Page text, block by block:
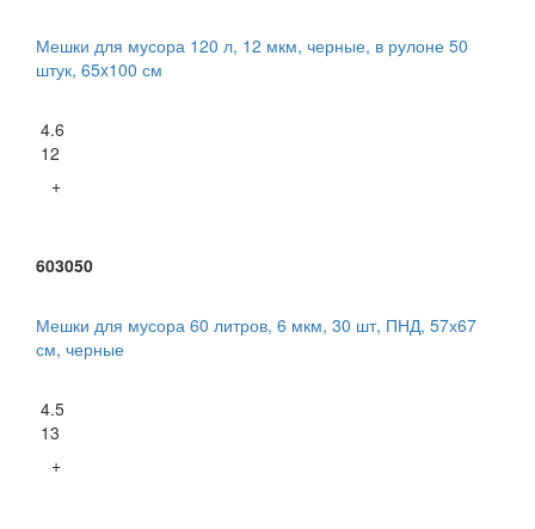
Мешки для мусора 120 л, 12 мкм, черные, в рулоне 50
штук, 65x100 см
4.6
12
+
603050
Мешки для мусора 60 литров, 6 мкм, 30 шт, ПНД, 57х67
см, черные
4.5
13
+